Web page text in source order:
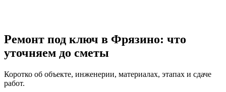
Ремонт под ключ в Фрязино: что
уточняем до сметы
Коротко об объекте, инженерии, материалах, этапах и сдаче
работ.